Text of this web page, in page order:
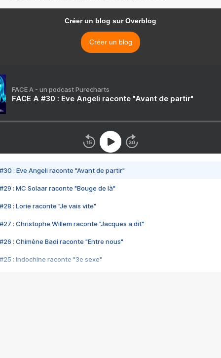
Créer un blog sur Overblog
Créer un blog
FACE A - un podcast Purecharts
FACE A #30 : Eve Angeli raconte "Avant de partir"
#30 : Eve Angeli raconte "Avant de partir"
#29 : MC Solaar raconte "Bouge de là"
#28 : Lorie raconte "Je vais vite"
#27 : Christophe Willem raconte "Jacques a dit"
#26 : Chimène Badi raconte "Entre nous"
#25 : Indochine raconte "3e sexe"